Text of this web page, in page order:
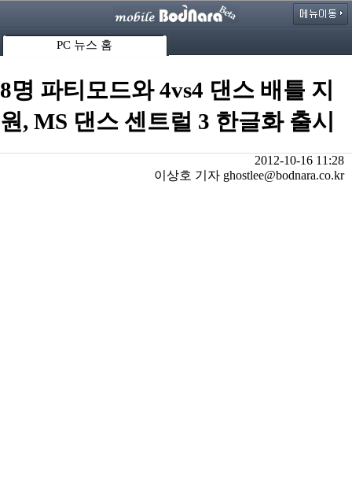
PC 뉴스 홈
8명 파티모드와 4vs4 댄스 배틀 지
원, MS 댄스 센트럴 3 한글화 출시
2012-10-16 11:28
이상호 기자 ghostlee@bodnara.co.kr